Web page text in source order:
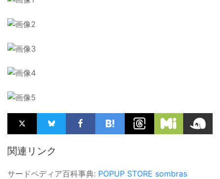
関連リンク
サードペディア百科事典: POPUP STORE sombras